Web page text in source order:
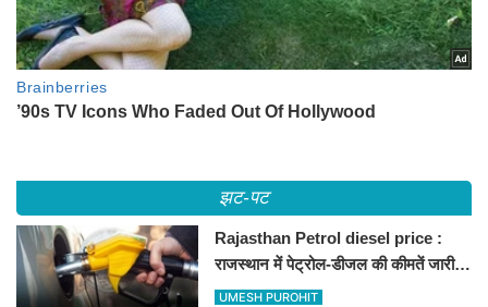
झट-पट
Rajasthan Petrol diesel price :
राजस्थान में पेट्रोल-डीजल की कीमतें जारी,
जानिए बीकानेर समेत पुरे प्रदेश में नए रेट
UMESH PUROHIT